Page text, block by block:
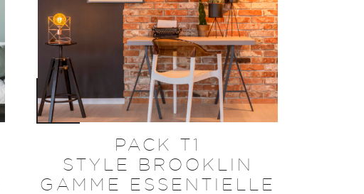
PACK T1
STYLE BROOKLIN
GAMME ESSENTIELLE